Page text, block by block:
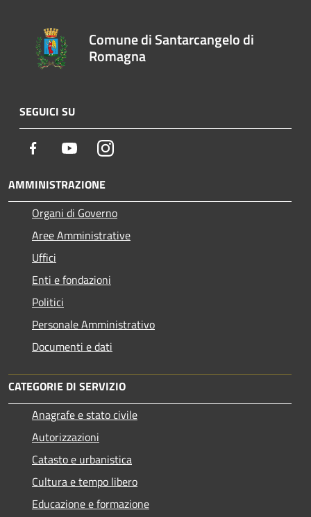
Comune di Santarcangelo di
Romagna
SEGUICI SU
Facebook YoutubeInstagram
AMMINISTRAZIONE
Organi di Governo
Aree Amministrative
Uffici
Enti e fondazioni
Politici
Personale Amministrativo
Documenti e dati
CATEGORIE DI SERVIZIO
Anagrafe e stato civile
Autorizzazioni
Catasto e urbanistica
Cultura e tempo libero
Educazione e formazione